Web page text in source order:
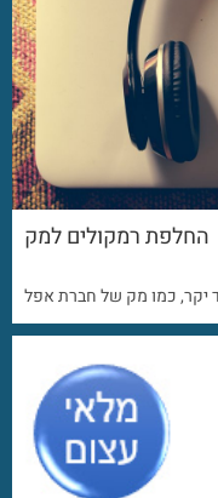
החלפת רמקולים למק